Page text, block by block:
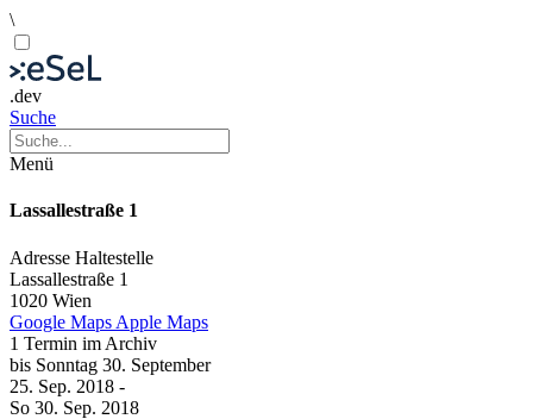
\
.dev
Suche
Menü
Lassallestraße 1
Adresse Haltestelle
Lassallestraße 1
1020 Wien
Google Maps Apple Maps
1 Termin im Archiv
bis Sonntag 30. September
25. Sep. 2018 -
So 30. Sep. 2018